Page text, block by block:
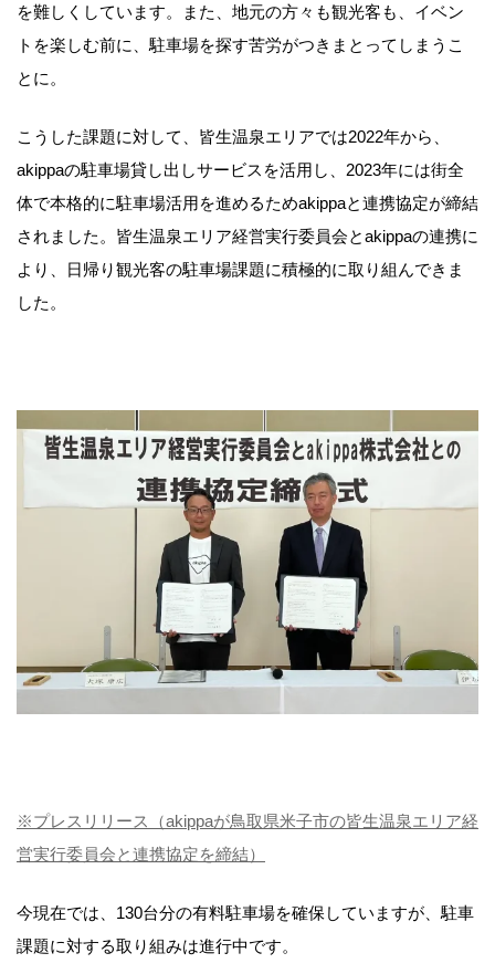
を難しくしています。また、地元の方々も観光客も、イベン
トを楽しむ前に、駐車場を探す苦労がつきまとってしまうこ
とに。
こうした課題に対して、皆生温泉エリアでは2022年から、
akippaの駐車場貸し出しサービスを活用し、2023年には街全
体で本格的に駐車場活用を進めるためakippaと連携協定が締結
されました。皆生温泉エリア経営実行委員会とakippaの連携に
より、日帰り観光客の駐車場課題に積極的に取り組んできま
した。
※プレスリリース（akippaが鳥取県米子市の皆生温泉エリア経
営実行委員会と連携協定を締結）
今現在では、130台分の有料駐車場を確保していますが、駐車
課題に対する取り組みは進行中です。